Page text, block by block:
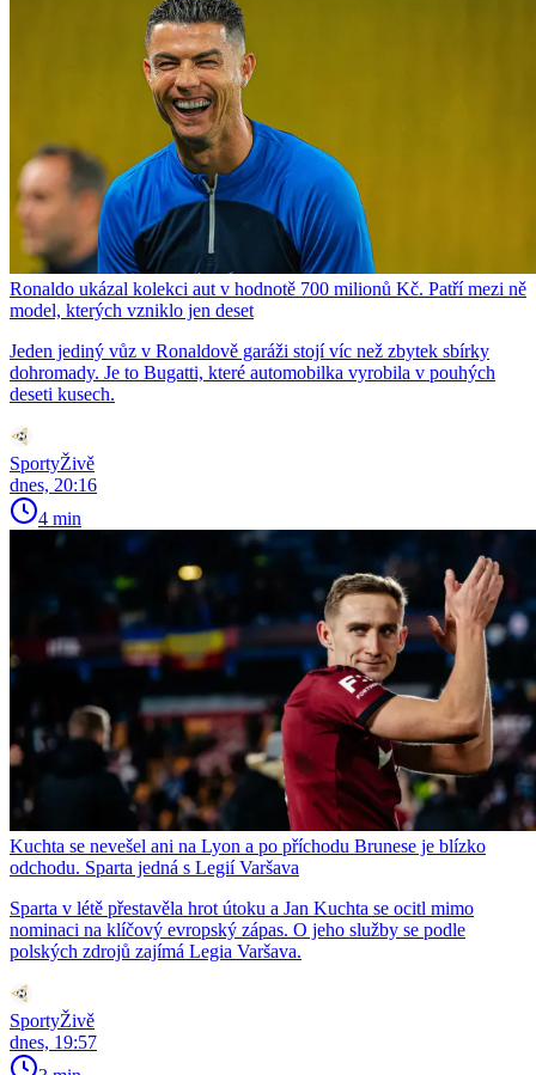
Ronaldo ukázal kolekci aut v hodnotě 700 milionů Kč. Patří mezi ně
model, kterých vzniklo jen deset
Jeden jediný vůz v Ronaldově garáži stojí víc než zbytek sbírky
dohromady. Je to Bugatti, které automobilka vyrobila v pouhých
deseti kusech.
SportyŽivě
dnes, 20:16
4 min
Kuchta se nevešel ani na Lyon a po příchodu Brunese je blízko
odchodu. Sparta jedná s Legií Varšava
Sparta v létě přestavěla hrot útoku a Jan Kuchta se ocitl mimo
nominaci na klíčový evropský zápas. O jeho služby se podle
polských zdrojů zajímá Legia Varšava.
SportyŽivě
dnes, 19:57